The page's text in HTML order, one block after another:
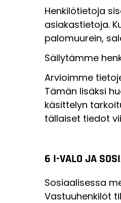
Henkilötietoja
asiakastietoja.
palomuurein,
Säilytämme
Arvioimme
Tämän lisäksi
käsittelyn
tällaiset tiedot
6 I-VALO JA
Sosiaalisessa
Vastuuhenkilöt